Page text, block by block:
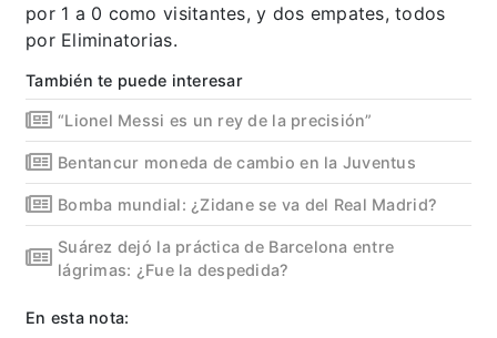
por 1 a 0 como visitantes, y dos empates, todos
por Eliminatorias.
También te puede interesar
“Lionel Messi es un rey de la precisión”
Bentancur moneda de cambio en la Juventus
Bomba mundial: ¿Zidane se va del Real Madrid?
Suárez dejó la práctica de Barcelona entre
lágrimas: ¿Fue la despedida?
En esta nota: